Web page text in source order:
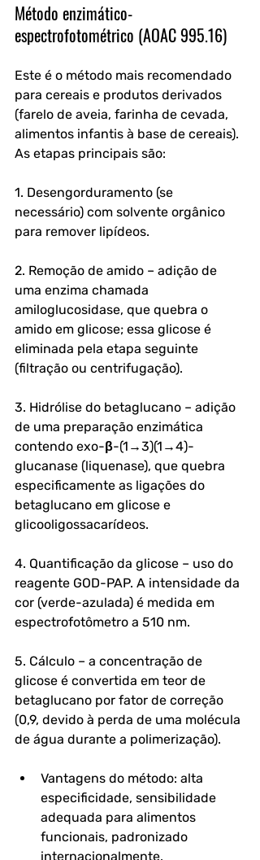
Método enzimático-
espectrofotométrico (AOAC 995.16)
Este é o método mais recomendado
para cereais e produtos derivados
(farelo de aveia, farinha de cevada,
alimentos infantis à base de cereais).
As etapas principais são:
1. Desengorduramento (se
necessário) com solvente orgânico
para remover lipídeos.
2. Remoção de amido – adição de
uma enzima chamada
amiloglucosidase, que quebra o
amido em glicose; essa glicose é
eliminada pela etapa seguinte
(filtração ou centrifugação).
3. Hidrólise do betaglucano – adição
de uma preparação enzimática
contendo exo-β-(1→3)(1→4)-
glucanase (liquenase), que quebra
especificamente as ligações do
betaglucano em glicose e
glicooligossacarídeos.
4. Quantificação da glicose – uso do
reagente GOD-PAP. A intensidade da
cor (verde-azulada) é medida em
espectrofotômetro a 510 nm.
5. Cálculo – a concentração de
glicose é convertida em teor de
betaglucano por fator de correção
(0,9, devido à perda de uma molécula
de água durante a polimerização).
Vantagens do método: alta
especificidade, sensibilidade
adequada para alimentos
funcionais, padronizado
internacionalmente.